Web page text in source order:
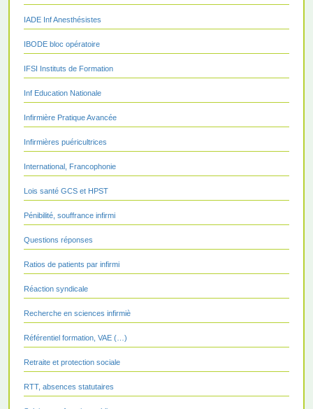
IADE Inf Anesthésistes
IBODE bloc opératoire
IFSI Instituts de Formation
Inf Education Nationale
Infirmière Pratique Avancée
Infirmières puéricultrices
International, Francophonie
Lois santé GCS et HPST
Pénibilité, souffrance infirmi
Questions réponses
Ratios de patients par infirmi
Réaction syndicale
Recherche en sciences infirmiè
Référentiel formation, VAE (…)
Retraite et protection sociale
RTT, absences statutaires